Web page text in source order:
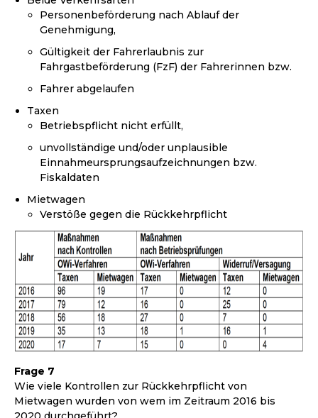
Personenbeförderung nach Ablauf der
Genehmigung,
Gültigkeit der Fahrerlaubnis zur
Fahrgastbeförderung (FzF) der Fahrerinnen bzw.
Fahrer abgelaufen
Taxen
Betriebspflicht nicht erfüllt,
unvollständige und/oder unplausible
Einnahmeursprungsaufzeichnungen bzw.
Fiskaldaten
Mietwagen
Verstöße gegen die Rückkehrpflicht
Frage 7
Wie viele Kontrollen zur Rückkehrpflicht von
Mietwagen wurden von wem im Zeitraum 2016 bis